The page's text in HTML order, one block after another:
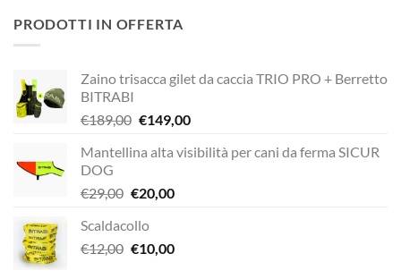
era:
PRODOTTI IN OFFERTA
Zaino trisacca gilet da caccia TRIO PRO + Berretto
BITRABI
€189,00 Il
originale
€189,00.
€149,00Il
attuale
Mantellina alta visibilità per cani da ferma SICUR
DOG
€29,00 Il
originale
era:
€20,00Il
è:
Scaldacollo
€12,00 Il
€10,00Il